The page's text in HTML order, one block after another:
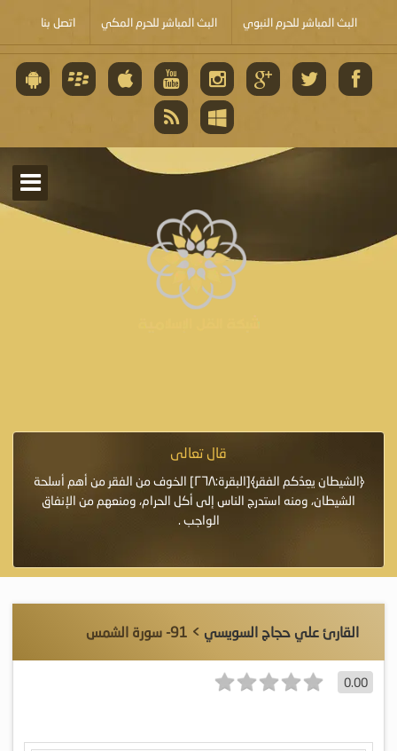
البث المباشر للحرم النبوي البث المباشر للحرم المكي اتصل بنا
قال تعالى
﴿الشيطان يعِدُكم الفقر﴾[البقرة:٢٦٨] الخوف من الفقر من أهم أسلحة
الشيطان، ومنه استدرج الناس إلى أكل الحرام، ومنعهم من الإنفاق
الواجب .
القارئ علي حجاج السويسي > 91- سورة الشمس
0.00